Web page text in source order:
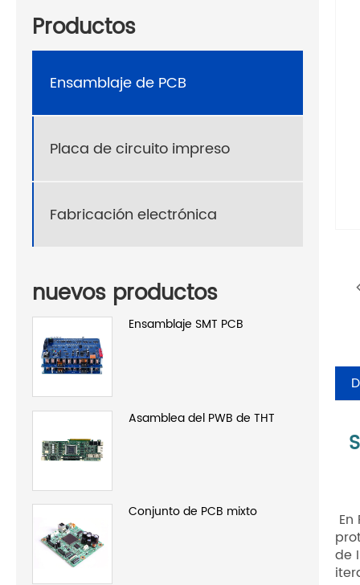
Productos
Ensamblaje de PCB
Placa de circuito impreso
Fabricación electrónica
nuevos productos
Ensamblaje SMT PCB
Asamblea del PWB de THT
Conjunto de PCB mixto
de